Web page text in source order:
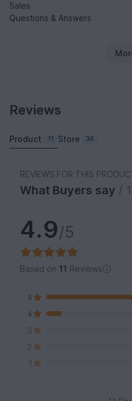
Sales
Questions & Answers
Reviews
Product 11 Store 36
REVIEWS FOR THIS
What Buyers say /
4.9/5
Based on 11 Reviews
5
4
3
2
1